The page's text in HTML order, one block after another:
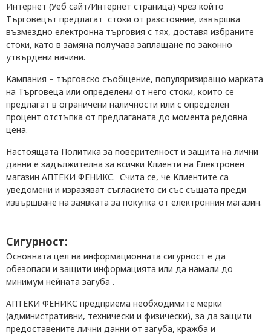
Интернет (Уеб сайт/Интернет страница) чрез който
Търговецът предлагат стоки от разстояние, извършва
възмездно електронна търговия с тях, доставя избраните
стоки, като в замяна получава заплащане по законно
утвърдени начини.
Кампания – търговско съобщение, популяризиращо марката
на Търговеца или определени от него стоки, които се
предлагат в ограничени наличности или с определен
процент отстъпка от предлаганата до момента редовна
цена.
Настоящата Политика за поверителност и защита на лични
данни е задължителна за всички Клиенти на Електронен
магазин АПТЕКИ ФЕНИКС. Счита се, че Клиентите са
уведомени и изразяват съгласието си със същата преди
извършване на заявката за покупка от електронния магазин.
Сигурност:
Основната цел на информационната сигурност е да
обезопаси и защити информацията или да намали до
минимум нейната загуба .
АПТЕКИ ФЕНИКС предприема необходимите мерки
(административни, технически и физически), за да защити
предоставените лични данни от загуба, кражба и